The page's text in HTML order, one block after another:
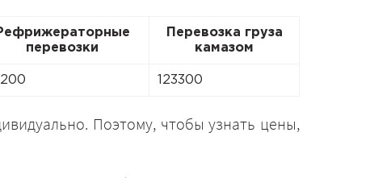
перевозки
Перевозка груза
камазом
123300
Поэтому, чтобы узнать цены,